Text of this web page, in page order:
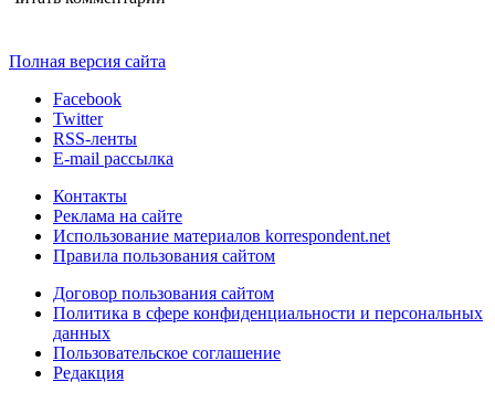
Полная версия сайта
Facebook
Twitter
RSS-ленты
E-mail рассылка
Контакты
Реклама на сайте
Использование материалов korrespondent.net
Правила пользования сайтом
Договор пользования сайтом
Политика в сфере конфиденциальности и персональных
данных
Пользовательское соглашение
Редакция